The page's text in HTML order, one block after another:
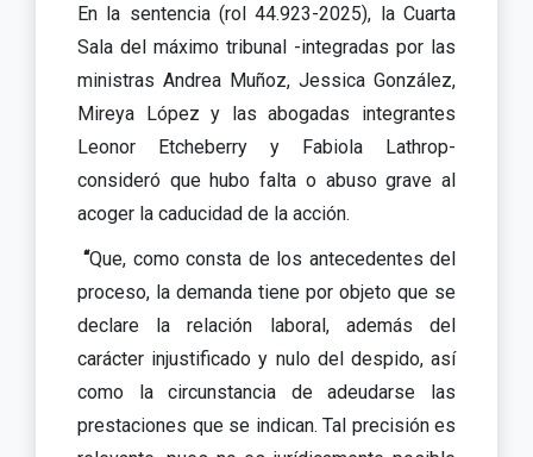
En la sentencia (rol 44.923-2025), la Cuarta
Sala del máximo tribunal -integradas por las
ministras Andrea Muñoz, Jessica González,
Mireya López y las abogadas integrantes
Leonor Etcheberry y Fabiola Lathrop-
consideró que hubo falta o abuso grave al
acoger la caducidad de la acción.
“Que, como consta de los antecedentes del
proceso, la demanda tiene por objeto que se
declare la relación laboral, además del
carácter injustificado y nulo del despido, así
como la circunstancia de adeudarse las
prestaciones que se indican. Tal precisión es